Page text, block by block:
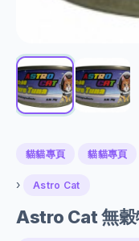
貓貓專頁 貓貓專頁
› Astro Cat
Astro Cat 無